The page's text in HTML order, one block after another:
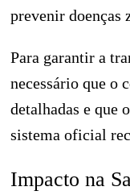
prevenir doenças
Para garantir a
necessário que o
detalhadas e que
sistema oficial
Impacto na